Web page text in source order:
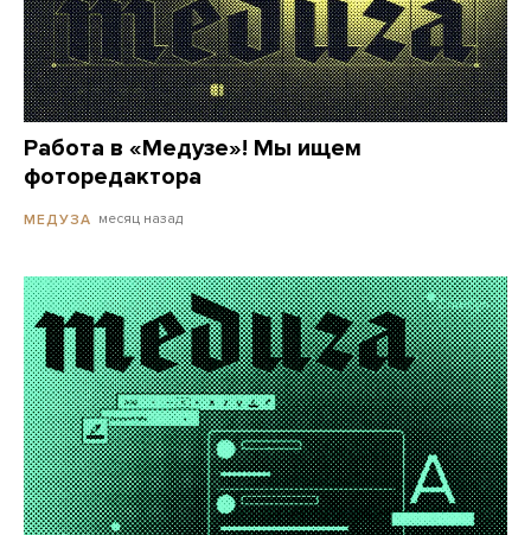
Работа в «Медузе»! Мы ищем
фоторедактора
МЕДУЗА месяц назад